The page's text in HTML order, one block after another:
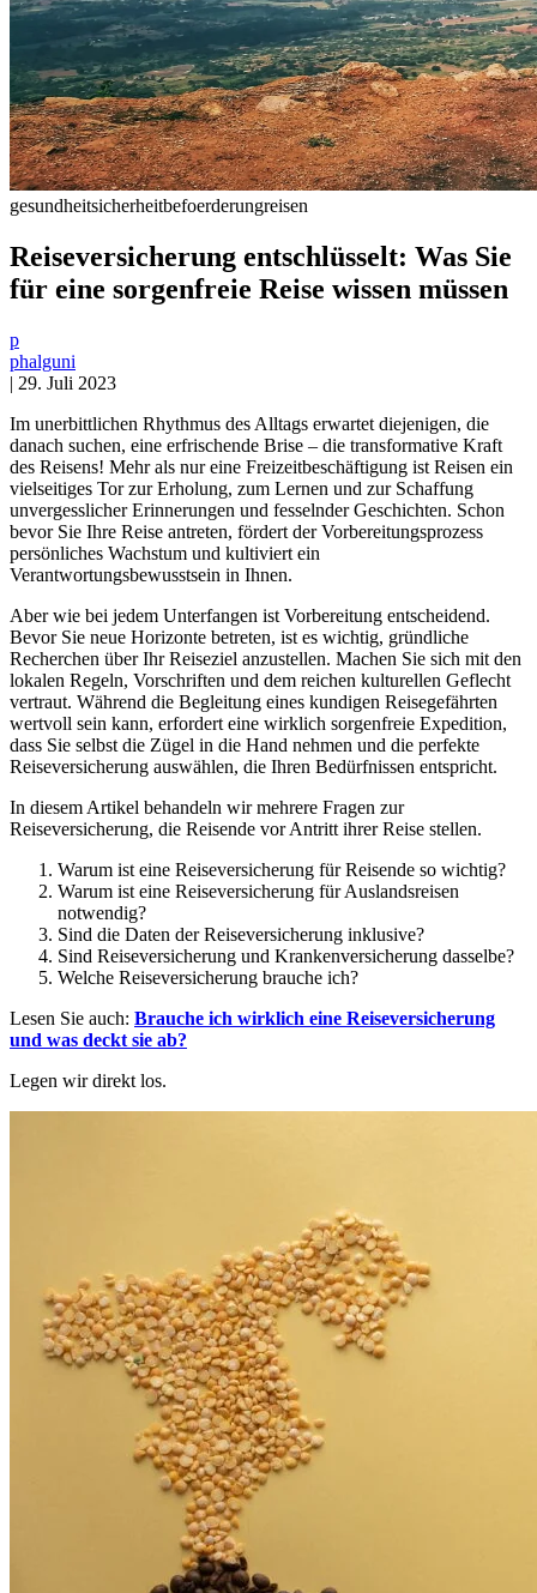
gesundheitsicherheitbefoerderungreisen
Reiseversicherung entschlüsselt: Was Sie
für eine sorgenfreie Reise wissen müssen
p
phalguni
| 29. Juli 2023
Im unerbittlichen Rhythmus des Alltags erwartet diejenigen, die
danach suchen, eine erfrischende Brise – die transformative Kraft
des Reisens! Mehr als nur eine Freizeitbeschäftigung ist Reisen ein
vielseitiges Tor zur Erholung, zum Lernen und zur Schaffung
unvergesslicher Erinnerungen und fesselnder Geschichten. Schon
bevor Sie Ihre Reise antreten, fördert der Vorbereitungsprozess
persönliches Wachstum und kultiviert ein
Verantwortungsbewusstsein in Ihnen.
Aber wie bei jedem Unterfangen ist Vorbereitung entscheidend.
Bevor Sie neue Horizonte betreten, ist es wichtig, gründliche
Recherchen über Ihr Reiseziel anzustellen. Machen Sie sich mit den
lokalen Regeln, Vorschriften und dem reichen kulturellen Geflecht
vertraut. Während die Begleitung eines kundigen Reisegefährten
wertvoll sein kann, erfordert eine wirklich sorgenfreie Expedition,
dass Sie selbst die Zügel in die Hand nehmen und die perfekte
Reiseversicherung auswählen, die Ihren Bedürfnissen entspricht.
In diesem Artikel behandeln wir mehrere Fragen zur
Reiseversicherung, die Reisende vor Antritt ihrer Reise stellen.
Warum ist eine Reiseversicherung für Reisende so wichtig?
Warum ist eine Reiseversicherung für Auslandsreisen
notwendig?
Sind die Daten der Reiseversicherung inklusive?
Sind Reiseversicherung und Krankenversicherung dasselbe?
Welche Reiseversicherung brauche ich?
Lesen Sie auch: Brauche ich wirklich eine Reiseversicherung
und was deckt sie ab?
Legen wir direkt los.